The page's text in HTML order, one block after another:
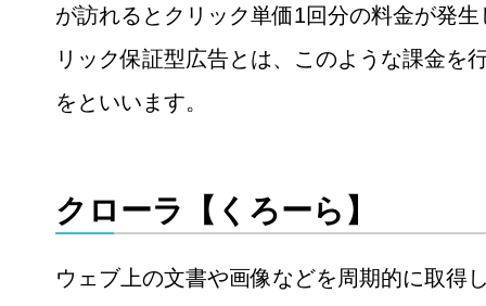
が訪れるとクリック単価1回分の料金が発
リック保証型広告とは、このような課金を
をといいます。
クローラ【くろーら】
ウェブ上の文書や画像などを周期的に取得